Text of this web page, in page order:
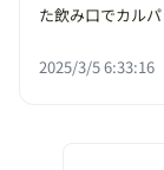
た飲み口でカル
2025/3/5 6:33:16